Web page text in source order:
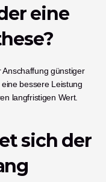
eine
günstiger
bessere Leistung
langfristigen Wert.
sich der